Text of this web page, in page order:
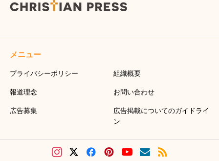
メニュー
プライバシーポリシー 組織概要
報道理念 お問い合わせ
広告募集
広告掲載についてのガイドライ
ン